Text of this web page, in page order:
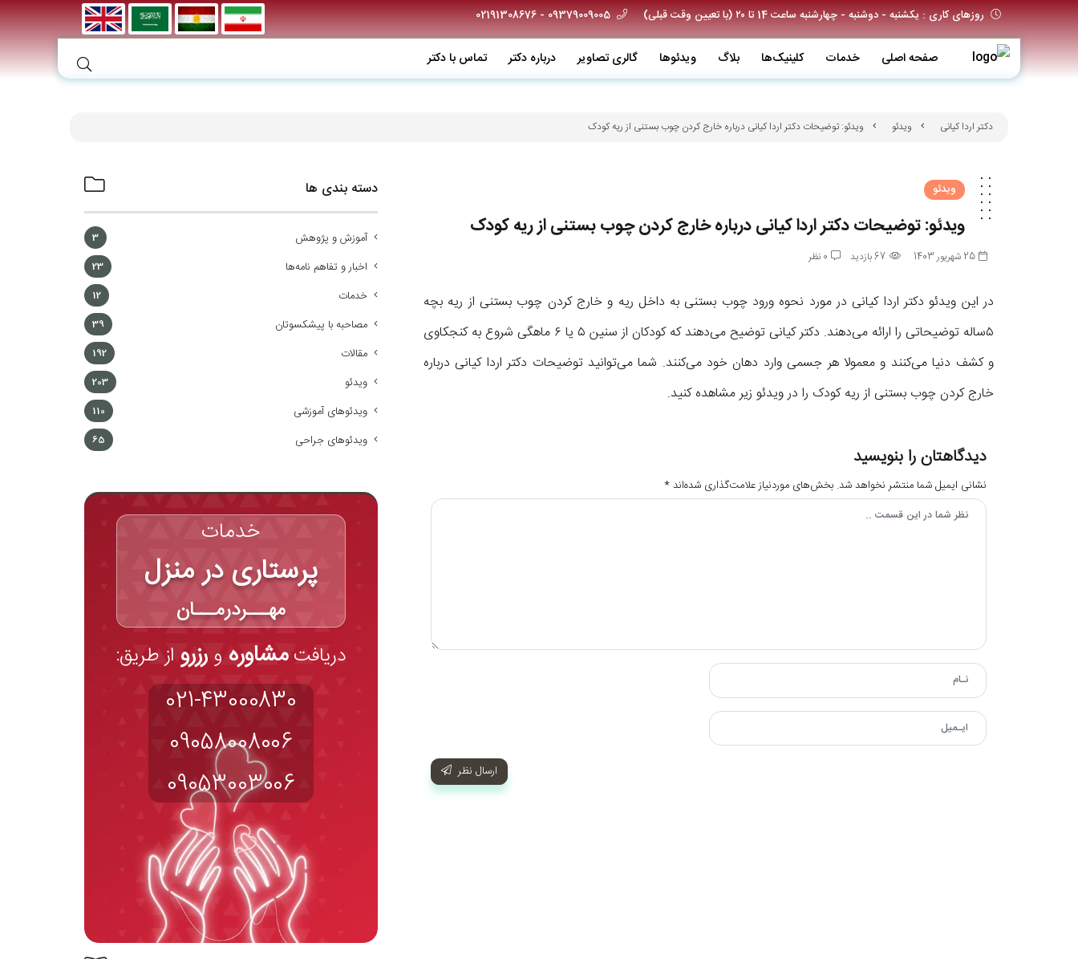
روزهای کاری : یکشنبه - دوشنبه - چهارشنبه ساعت 14 تا ۲۰ (با تعیین وقت قبلی) 09379009005 - 02191308676
صفحه اصلی خدمات کلینیک‌ها بلاگ ویدئو‌ها گالری تصاویر درباره دکتر تماس با دکتر
دکتر اردا کیانی ویدئو ویدئو: توضیحات دکتر اردا کیانی درباره خارج کردن چوب بستنی از ریه کودک
ویدئو
ویدئو: توضیحات دکتر اردا کیانی درباره خارج کردن چوب بستنی از ریه کودک
25 شهریور 1403 67 بازدید 0 نظر
در این ویدئو دکتر اردا کیانی در مورد نحوه ورود چوب بستنی به داخل ریه و خارج کردن چوب بستنی از ریه بچه
۵ساله توضیحاتی را ارائه می‌دهند. دکتر کیانی توضیح می‌دهند که کودکان از سنین ۵ یا ۶ ماهگی شروع به کنجکاوی
و کشف دنیا می‌کنند و معمولا هر جسمی وارد دهان خود می‌کنند. شما می‌توانید توضیحات دکتر اردا کیانی درباره
خارج کردن چوب بستنی از ریه کودک را در ویدئو زیر مشاهده کنید.
دیدگاهتان را بنویسید
نشانی ایمیل شما منتشر نخواهد شد. بخش‌های موردنیاز علامت‌گذاری شده‌اند*
ارسال نظر
دسته بندی ها
آموزش و پژوهش 3
اخبار و تفاهم نامه‌ها 23
خدمات 12
مصاحبه با پیشکسوتان 39
مقالات 192
ویدئو 203
ویدئوهای آموزشی 110
ویدئوهای جراحی 65
خدمات
پرستاری در منزل
مهـــردرمـــان
دریافتمشاوره و رزرو از طریق:
021-43000830
09058008006
09053003006